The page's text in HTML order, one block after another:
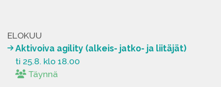
ELOKUU
Aktivoiva agility (alkeis- jatko- ja liitäjät)
ti 25.8. klo 18.00
Täynnä